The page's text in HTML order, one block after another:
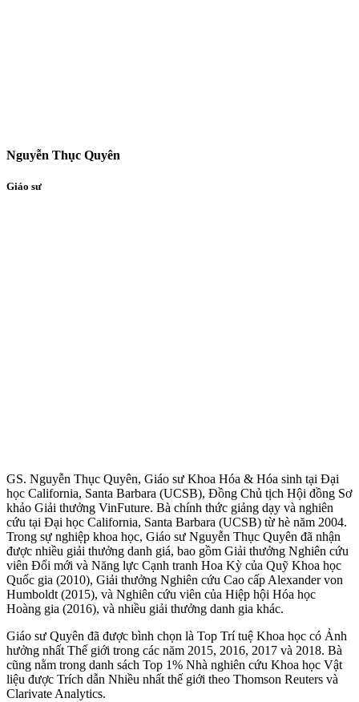
Nguyễn Thục Quyên
Giáo sư
GS. Nguyễn Thục Quyên, Giáo sư Khoa Hóa & Hóa sinh tại Đại
học California, Santa Barbara (UCSB), Đồng Chủ tịch Hội đồng Sơ
khảo Giải thưởng VinFuture. Bà chính thức giảng dạy và nghiên
cứu tại Đại học California, Santa Barbara (UCSB) từ hè năm 2004.
Trong sự nghiệp khoa học, Giáo sư Nguyễn Thục Quyên đã nhận
được nhiều giải thưởng danh giá, bao gồm Giải thưởng Nghiên cứu
viên Đổi mới và Năng lực Cạnh tranh Hoa Kỳ của Quỹ Khoa học
Quốc gia (2010), Giải thưởng Nghiên cứu Cao cấp Alexander von
Humboldt (2015), và Nghiên cứu viên của Hiệp hội Hóa học
Hoàng gia (2016), và nhiều giải thưởng danh gia khác.
Giáo sư Quyên đã được bình chọn là Top Trí tuệ Khoa học có Ảnh
hưởng nhất Thế giới trong các năm 2015, 2016, 2017 và 2018. Bà
cũng nằm trong danh sách Top 1% Nhà nghiên cứu Khoa học Vật
liệu được Trích dẫn Nhiều nhất thế giới theo Thomson Reuters và
Clarivate Analytics.